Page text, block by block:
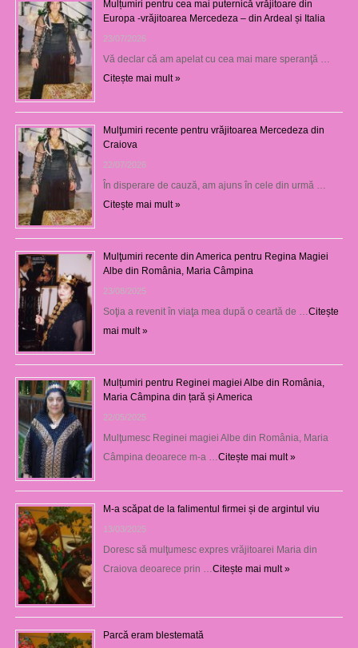
Mulțumiri pentru cea mai puternică vrăjitoare din
Europa -vrăjitoarea Mercedeza – din Ardeal și Italia
23/07/2026
Vă declar că am apelat cu cea mai mare speranţă …
Citește mai mult »
Mulţumiri recente pentru vrăjitoarea Mercedeza din
Craiova
22/07/2026
În disperare de cauză, am ajuns în cele din urmă …
Citește mai mult »
Mulţumiri recente din America pentru Regina Magiei
Albe din România, Maria Câmpina
23/08/2025
Soţia a revenit în viaţa mea după o ceartă de … Citește
mai mult »
Mulțumiri pentru Reginei magiei Albe din România,
Maria Câmpina din țară și America
22/05/2025
Mulţumesc Reginei magiei Albe din România, Maria
Câmpina deoarece m-a … Citește mai mult »
M-a scăpat de la falimentul firmei și de argintul viu
13/03/2025
Doresc să mulţumesc expres vrăjitoarei Maria din
Craiova deoarece prin … Citește mai mult »
Parcă eram blestemată